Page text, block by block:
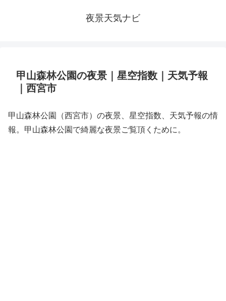
夜景天気ナビ
甲山森林公園の夜景｜星空指数｜天気予報
｜西宮市
甲山森林公園（西宮市）の夜景、星空指数、天気予報の情
報。甲山森林公園で綺麗な夜景ご覧頂くために。